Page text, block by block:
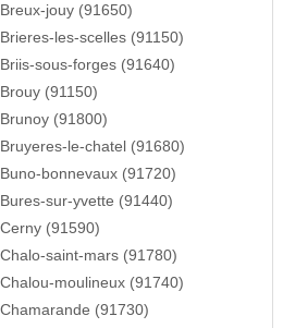
jouy (91650)
les-scelles (91150)
sous-forges (91640)
(91150)
(91800)
le-chatel (91680)
bonnevaux (91720)
sur-yvette (91440)
(91590)
saint-mars (91780)
moulineux (91740)
(91730)